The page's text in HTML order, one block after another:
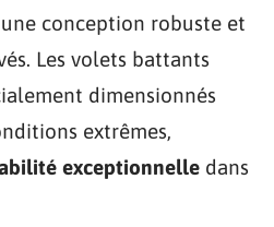
conception robuste et
Les volets battants
dimensionnés
extrêmes,
exceptionnelle dans